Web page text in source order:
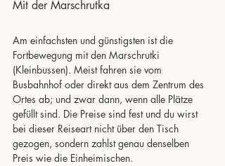
Mit der Marschrutka
Am einfachsten und günstigsten ist die
Fortbewegung mit den Marschrutki
(Kleinbussen). Meist fahren sie vom
Busbahnhof oder direkt aus dem Zentrum des
Ortes ab; und zwar dann, wenn alle Plätze
gefüllt sind. Die Preise sind fest und du wirst
bei dieser Reiseart nicht über den Tisch
gezogen, sondern zahlst genau denselben
Preis wie die Einheimischen.